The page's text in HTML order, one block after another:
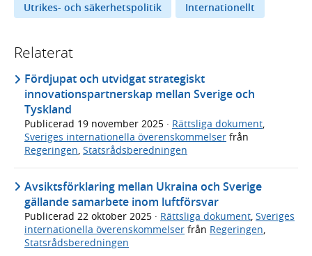
Utrikes- och säkerhetspolitik
Internationellt
Relaterat
Fördjupat och utvidgat strategiskt
innovationspartnerskap mellan Sverige och
Tyskland
Publicerad 19 november 2025 · Rättsliga dokument,
Sveriges internationella överenskommelser från
Regeringen, Statsrådsberedningen
Avsiktsförklaring mellan Ukraina och Sverige
gällande samarbete inom luftförsvar
Publicerad 22 oktober 2025 · Rättsliga dokument, Sveriges
internationella överenskommelser från Regeringen,
Statsrådsberedningen